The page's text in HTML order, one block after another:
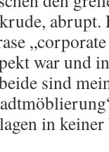
war und
sind
in keiner